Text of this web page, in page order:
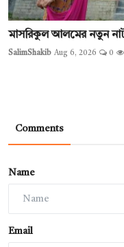
মাসরিকুল আলমের নতুন
SalimShakib Aug 6, 2026 0
Comments
Name
Email